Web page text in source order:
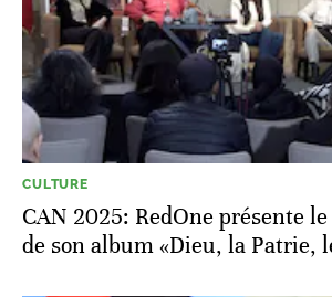
CULTURE
CAN 2025: RedOne présente
de son album «Dieu, la Patrie,